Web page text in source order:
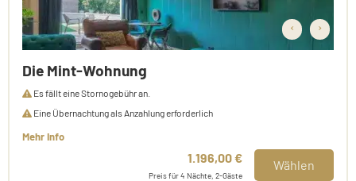
‹ ›
Die Mint-Wohnung
Es fällt eine Stornogebühr an.
Eine Übernachtung als Anzahlung erforderlich
Mehr Info
1.196,00 €
Preis für 4 Nächte, 2-Gäste
Wählen